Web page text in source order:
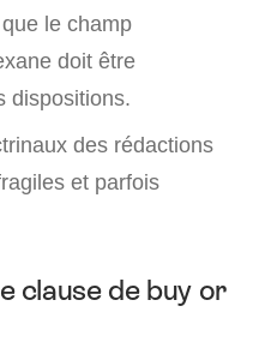
le champ
doit être
dispositions.
des rédactions
et parfois
clause de buy or